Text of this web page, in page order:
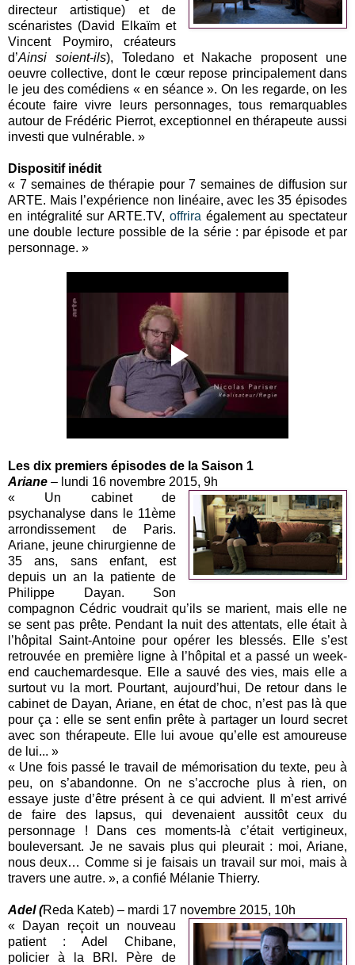
directeur artistique) et de
scénaristes (David Elkaïm et
Vincent Poymiro, créateurs
d’Ainsi soient-ils), Toledano et Nakache proposent une
oeuvre collective, dont le cœur repose principalement dans
le jeu des comédiens « en séance ». On les regarde, on les
écoute faire vivre leurs personnages, tous remarquables
autour de Frédéric Pierrot, exceptionnel en thérapeute aussi
investi que vulnérable. »
Dispositif inédit
« 7 semaines de thérapie pour 7 semaines de diffusion sur
ARTE. Mais l’expérience non linéaire, avec les 35 épisodes
en intégralité sur ARTE.TV, offrira également au spectateur
une double lecture possible de la série : par épisode et par
personnage. »
Les dix premiers épisodes de la Saison 1
Ariane – lundi 16 novembre 2015, 9h
« Un cabinet de
psychanalyse dans le 11ème
arrondissement de Paris.
Ariane, jeune chirurgienne de
35 ans, sans enfant, est
depuis un an la patiente de
Philippe Dayan. Son
compagnon Cédric voudrait qu’ils se marient, mais elle ne
se sent pas prête. Pendant la nuit des attentats, elle était à
l’hôpital Saint-Antoine pour opérer les blessés. Elle s’est
retrouvée en première ligne à l’hôpital et a passé un week-
end cauchemardesque. Elle a sauvé des vies, mais elle a
surtout vu la mort. Pourtant, aujourd’hui, De retour dans le
cabinet de Dayan, Ariane, en état de choc, n’est pas là que
pour ça : elle se sent enfin prête à partager un lourd secret
avec son thérapeute. Elle lui avoue qu’elle est amoureuse
de lui... »
« Une fois passé le travail de mémorisation du texte, peu à
peu, on s’abandonne. On ne s’accroche plus à rien, on
essaye juste d’être présent à ce qui advient. Il m’est arrivé
de faire des lapsus, qui devenaient aussitôt ceux du
personnage ! Dans ces moments-là c’était vertigineux,
bouleversant. Je ne savais plus qui pleurait : moi, Ariane,
nous deux… Comme si je faisais un travail sur moi, mais à
travers une autre. », a confié Mélanie Thierry.
Adel (Reda Kateb) – mardi 17 novembre 2015, 10h
« Dayan reçoit un nouveau
patient : Adel Chibane,
policier à la BRI. Père de